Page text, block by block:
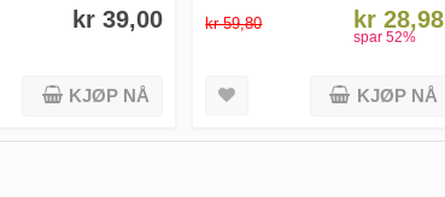
kr 39,00
KJØP NÅ
kr 59,80 kr 28,98
spar 52%
KJØP NÅ